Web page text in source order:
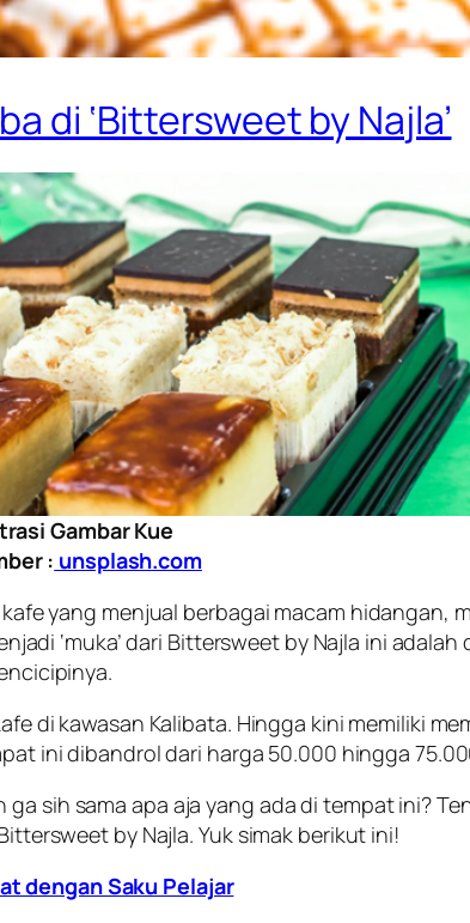
di ‘Bittersweet by Najla’
Gambar Kue
: unsplash.com
yang menjual berbagai macam hidangan,
‘muka’ dari Bittersweet by Najla ini
di kawasan Kalibata. Hingga kini memiliki
ini dibandrol dari harga 50.000 hingga
sih sama apa aja yang ada di tempat ini?
by Najla. Yuk simak berikut ini!
dengan Saku Pelajar